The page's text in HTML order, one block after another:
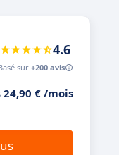
4.6
sur+200 avis
24,90 € /mois